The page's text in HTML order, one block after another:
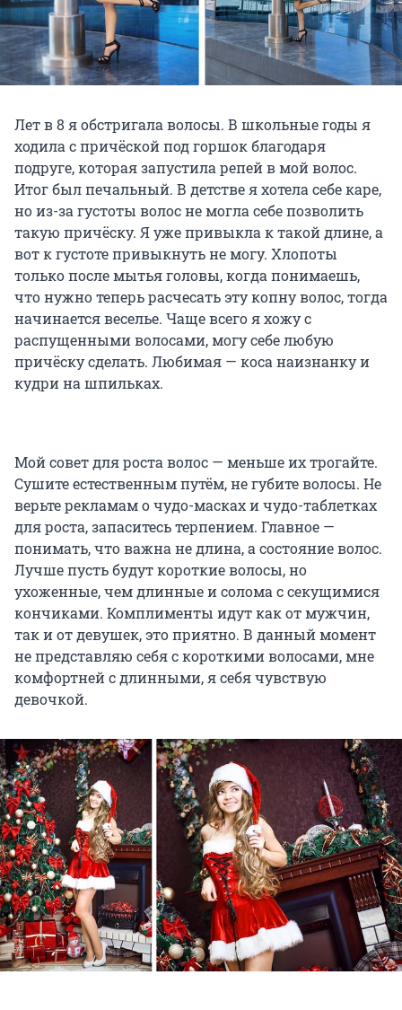
Лет в 8 я обстригала волосы. В школьные годы я
ходила с причёской под горшок благодаря
подруге, которая запустила репей в мой волос.
Итог был печальный. В детстве я хотела себе каре,
но из-за густоты волос не могла себе позволить
такую причёску. Я уже привыкла к такой длине, а
вот к густоте привыкнуть не могу. Хлопоты
только после мытья головы, когда понимаешь,
что нужно теперь расчесать эту копну волос, тогда
начинается веселье. Чаще всего я хожу с
распущенными волосами, могу себе любую
причёску сделать. Любимая — коса наизнанку и
кудри на шпильках.
Мой совет для роста волос — меньше их трогайте.
Сушите естественным путём, не губите волосы. Не
верьте рекламам о чудо-масках и чудо-таблетках
для роста, запаситесь терпением. Главное —
понимать, что важна не длина, а состояние волос.
Лучше пусть будут короткие волосы, но
ухоженные, чем длинные и солома с секущимися
кончиками. Комплименты идут как от мужчин,
так и от девушек, это приятно. В данный момент
не представляю себя с короткими волосами, мне
комфортней с длинными, я себя чувствую
девочкой.